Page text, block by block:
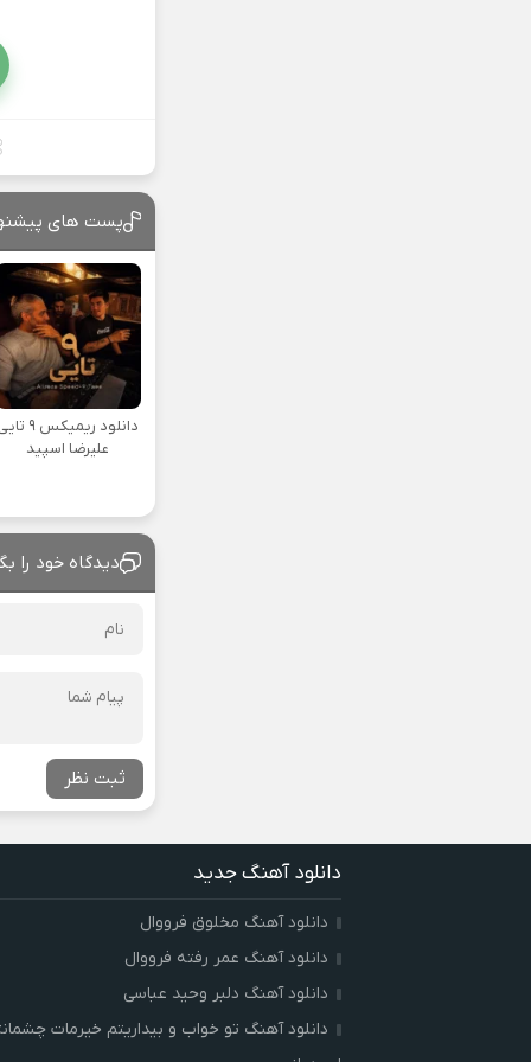
پست های
دانلود ریمیکس ۹
علیرضا اسپید
دیدگاه خود را
ثبت نظر
دانلود آهنگ جدید
دانلود آهنگ مخلوق فرووال
دانلود آهنگ عمر رفته فرووال
دانلود آهنگ دلبر وحید عباسی
دانلود آهنگ تو خواب و بیداریتم خیرمات